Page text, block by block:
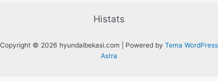
Histats
Copyright © 2026 hyundaibekasi.com | Powered by Tema WordPress
Astra